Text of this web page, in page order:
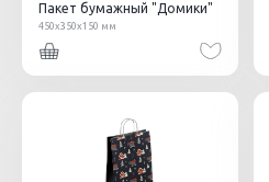
Пакет бумажный "Домики"
450х350х150 мм